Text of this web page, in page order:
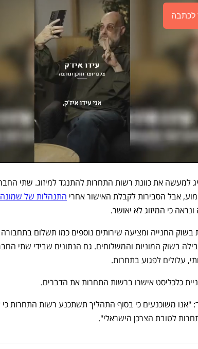
לכתבה
אבל הסבירות לקבלת האישור אחרי התנהלות של
כי המיזוג לא יאושר.
עלולים לפגוע בתחרות.
כלכליסט אישרו ברשות התחרות את הדברים.
לטובת הצרכן הישראלי".